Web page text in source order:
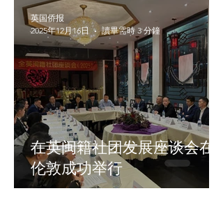
在英闽籍社团发展座谈会在
伦敦成功举行
英国侨报
2025年12月16日
讀畢需時 3 分鐘